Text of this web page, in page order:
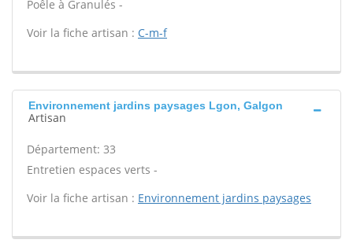
Poêle à Granulés -
Voir la fiche artisan : C-m-f
Environnement jardins paysages Lgon, Galgon
Artisan
Département: 33
Entretien espaces verts -
Voir la fiche artisan : Environnement jardins paysages